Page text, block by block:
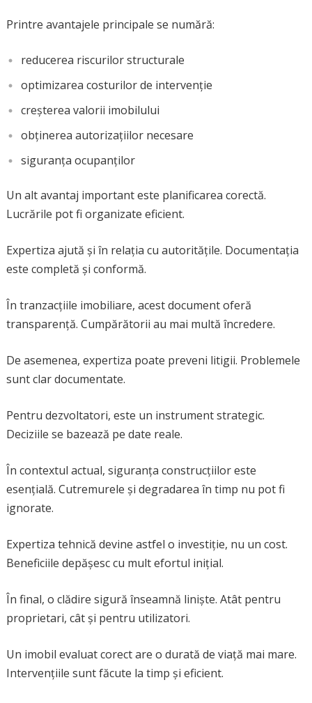
Printre avantajele principale se numără:
reducerea riscurilor structurale
optimizarea costurilor de intervenție
creșterea valorii imobilului
obținerea autorizațiilor necesare
siguranța ocupanților
Un alt avantaj important este planificarea corectă.
Lucrările pot fi organizate eficient.
Expertiza ajută și în relația cu autoritățile. Documentația
este completă și conformă.
În tranzacțiile imobiliare, acest document oferă
transparență. Cumpărătorii au mai multă încredere.
De asemenea, expertiza poate preveni litigii. Problemele
sunt clar documentate.
Pentru dezvoltatori, este un instrument strategic.
Deciziile se bazează pe date reale.
În contextul actual, siguranța construcțiilor este
esențială. Cutremurele și degradarea în timp nu pot fi
ignorate.
Expertiza tehnică devine astfel o investiție, nu un cost.
Beneficiile depășesc cu mult efortul inițial.
În final, o clădire sigură înseamnă liniște. Atât pentru
proprietari, cât și pentru utilizatori.
Un imobil evaluat corect are o durată de viață mai mare.
Intervențiile sunt făcute la timp și eficient.